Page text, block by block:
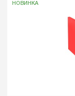
НОВИНКА